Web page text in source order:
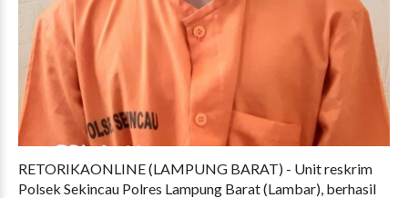
RETORIKAONLINE (LAMPUNG BARAT) - Unit reskrim
Polsek Sekincau Polres Lampung Barat (Lambar), berhasil